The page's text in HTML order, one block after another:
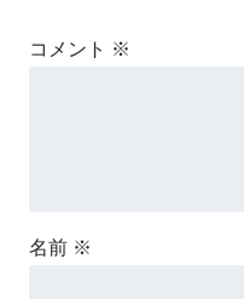
コメント ※
名前 ※